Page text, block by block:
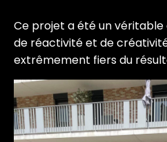
Ce projet a été un véritable
de réactivité et de
extrêmement fiers du